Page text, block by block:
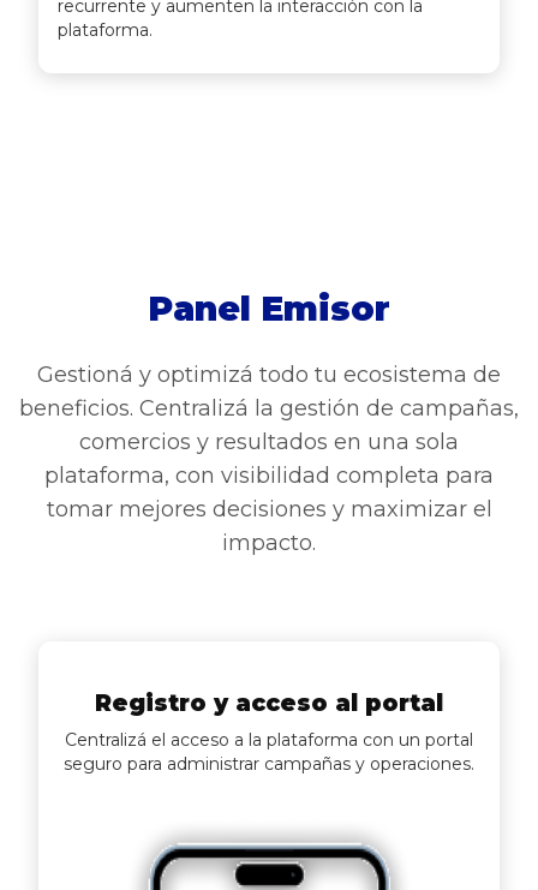
recurrente y aumenten la interacción con la
plataforma.
Panel Emisor
Gestioná y optimizá todo tu ecosistema de
beneficios. Centralizá la gestión de campañas,
comercios y resultados en una sola
plataforma, con visibilidad completa para
tomar mejores decisiones y maximizar el
impacto.
Registro y acceso al portal
Centralizá el acceso a la plataforma con un portal
seguro para administrar campañas y operaciones.